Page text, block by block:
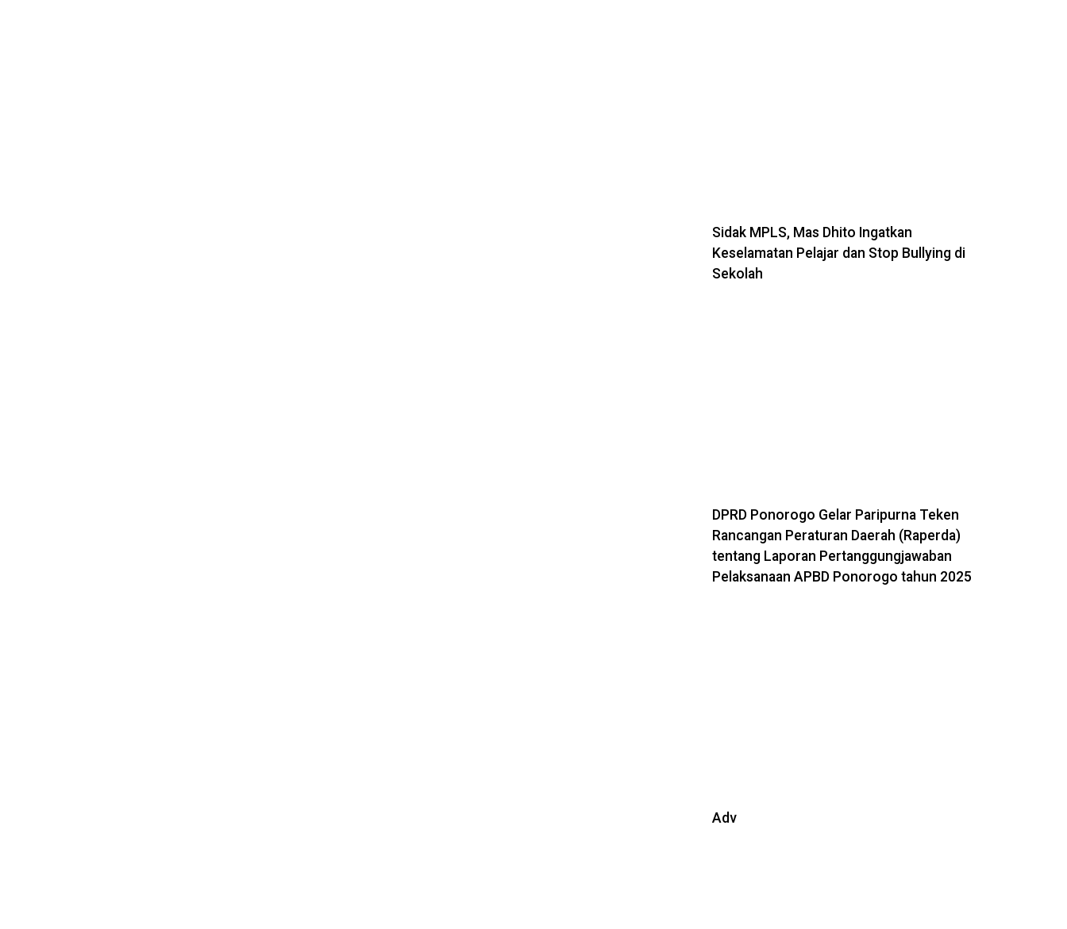
Sidak MPLS, Mas Dhito Ingatkan
Keselamatan Pelajar dan Stop Bullying di
Sekolah
DPRD Ponorogo Gelar Paripurna Teken
Rancangan Peraturan Daerah (Raperda)
tentang Laporan Pertanggungjawaban
Pelaksanaan APBD Ponorogo tahun 2025
Adv